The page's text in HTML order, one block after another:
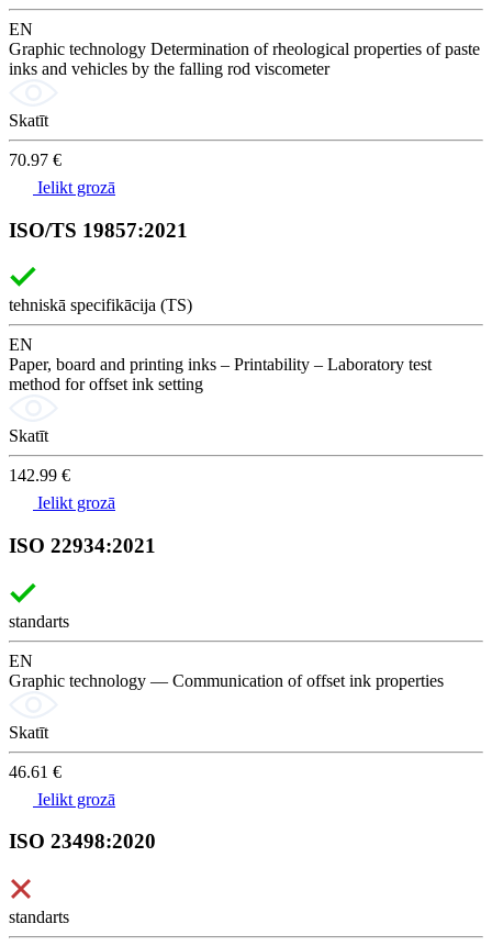
EN
Graphic technology Determination of rheological properties of paste
inks and vehicles by the falling rod viscometer
Skatīt
70.97 €
Ielikt grozā
ISO/TS 19857:2021
tehniskā specifikācija (TS)
EN
Paper, board and printing inks – Printability – Laboratory test
method for offset ink setting
Skatīt
142.99 €
Ielikt grozā
ISO 22934:2021
standarts
EN
Graphic technology — Communication of offset ink properties
Skatīt
46.61 €
Ielikt grozā
ISO 23498:2020
standarts